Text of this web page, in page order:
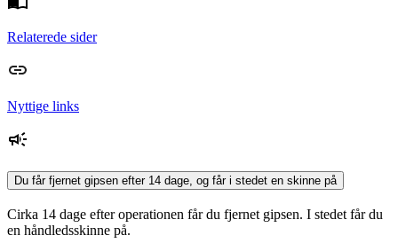
Relaterede sider
Nyttige links
Du får fjernet gipsen efter 14 dage, og får i stedet en skinne på
Cirka 14 dage efter operationen får du fjernet gipsen. I stedet får du
en håndledsskinne på.